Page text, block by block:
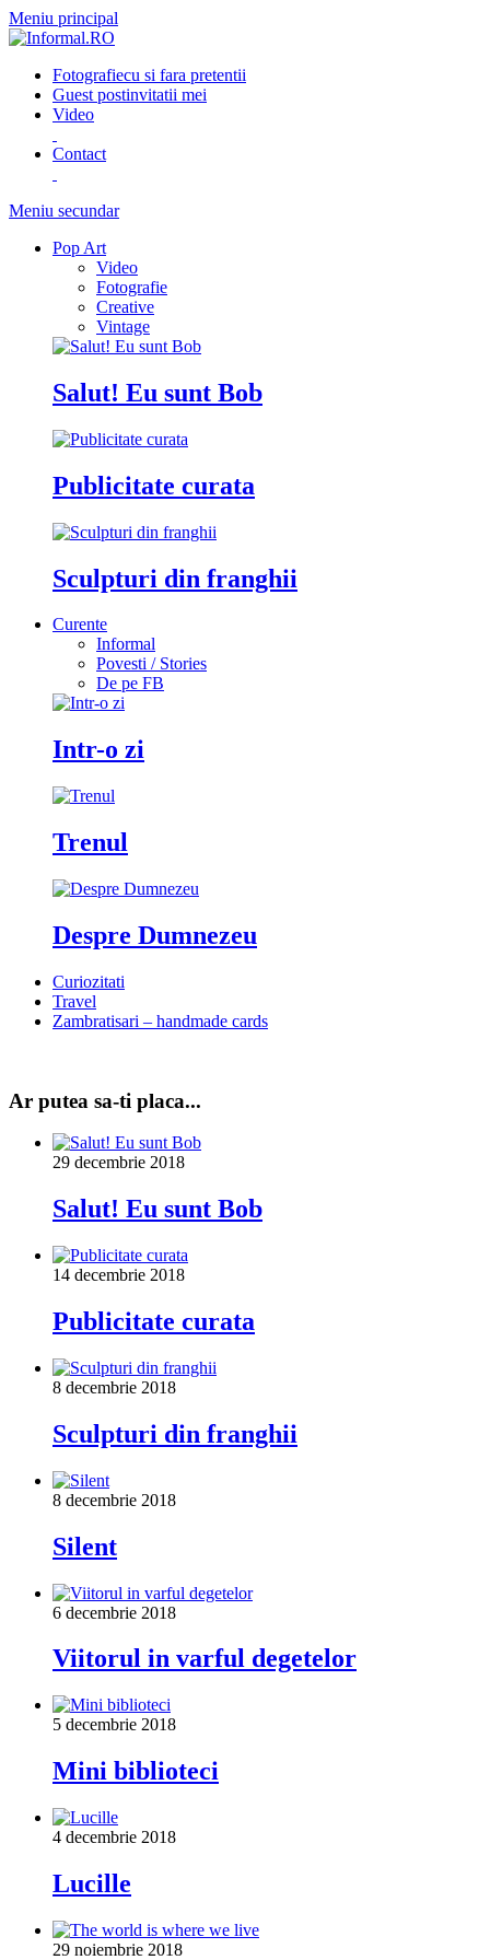
Meniu principal
Fotografiecu si fara pretentii
Guest postinvitatii mei
Video
Contact
Meniu secundar
Pop Art
Video
Fotografie
Creative
Vintage
Salut! Eu sunt Bob
Publicitate curata
Sculpturi din franghii
Curente
Informal
Povesti / Stories
De pe FB
Intr-o zi
Trenul
Despre Dumnezeu
Curiozitati
Travel
Zambratisari – handmade cards
Ar putea sa-ti placa...
29 decembrie 2018
Salut! Eu sunt Bob
14 decembrie 2018
Publicitate curata
8 decembrie 2018
Sculpturi din franghii
8 decembrie 2018
Silent
6 decembrie 2018
Viitorul in varful degetelor
5 decembrie 2018
Mini biblioteci
4 decembrie 2018
Lucille
29 noiembrie 2018